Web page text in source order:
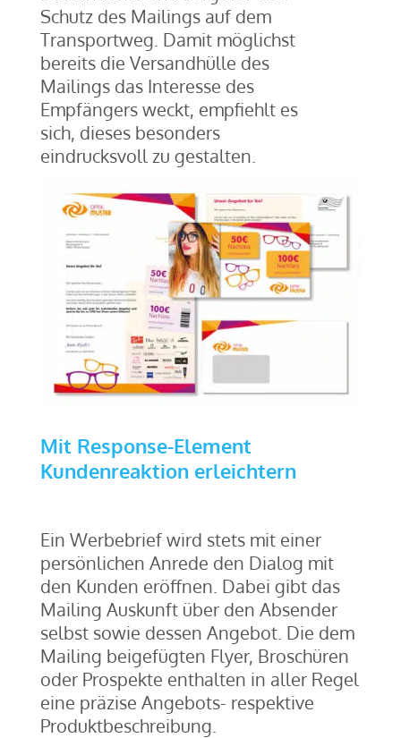
Schutz des Mailings auf dem
Transportweg. Damit möglichst
bereits die Versandhülle des
Mailings das Interesse des
Empfängers weckt, empfiehlt es
sich, dieses besonders
eindrucksvoll zu gestalten.
Mit Response-Element
Kundenreaktion erleichtern
Ein Werbebrief wird stets mit einer
persönlichen Anrede den Dialog mit
den Kunden eröffnen. Dabei gibt das
Mailing Auskunft über den Absender
selbst sowie dessen Angebot. Die dem
Mailing beigefügten Flyer, Broschüren
oder Prospekte enthalten in aller Regel
eine präzise Angebots- respektive
Produktbeschreibung.